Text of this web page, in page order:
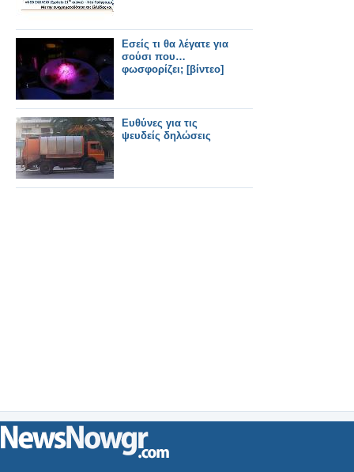
Εσείς τι θα λέγατε για
σούσι που…
φωσφορίζει; [βίντεο]
Ευθύνες για τις
ψευδείς δηλώσεις